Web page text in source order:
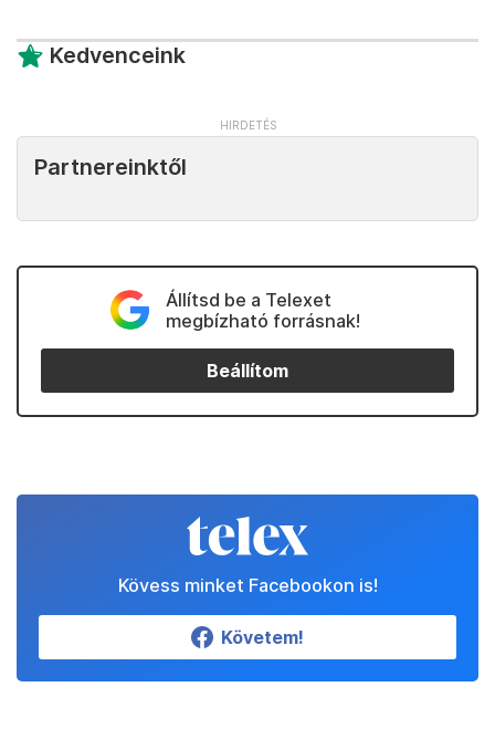
Kedvenceink
Partnereinktől
Állítsd be a Telexet
megbízható forrásnak!
Beállítom
Kövess minket Facebookon is!
Követem!